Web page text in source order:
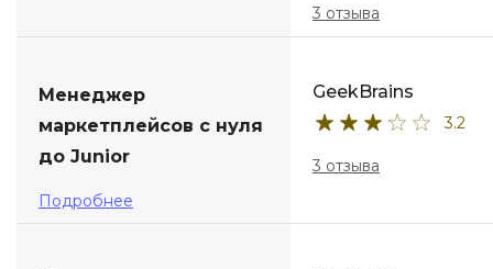
3 отзыва
Менеджер
маркетплейсов с нуля
до Junior
Подробнее
GeekBrains
3.2
3 отзыва